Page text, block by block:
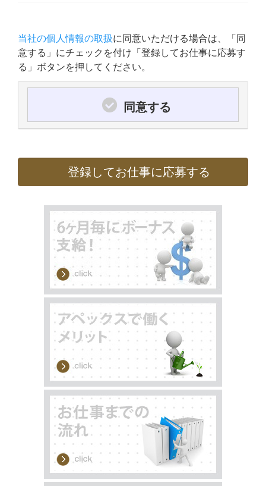
当社の個人情報の取扱に同意いただける場合は、「同
意する」にチェックを付け「登録してお仕事に応募す
る」ボタンを押してください。
同意する